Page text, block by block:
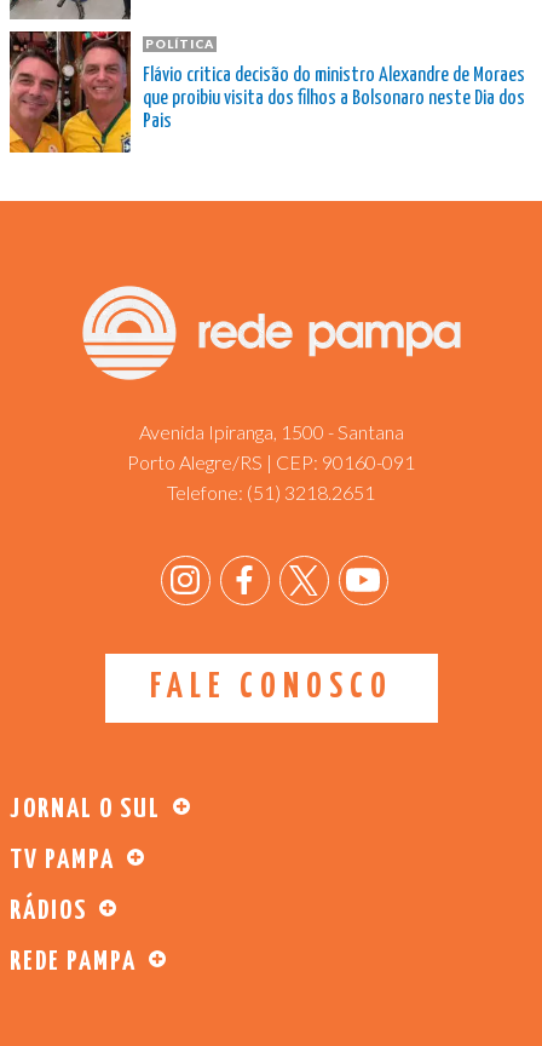
POLÍTICA
Flávio critica decisão do ministro Alexandre de Moraes
que proibiu visita dos filhos a Bolsonaro neste Dia dos
Pais
Avenida Ipiranga, 1500 - Santana
Porto Alegre/RS | CEP: 90160-091
Telefone: (51) 3218.2651
FALE CONOSCO
JORNAL O SUL
TV PAMPA
RÁDIOS
REDE PAMPA